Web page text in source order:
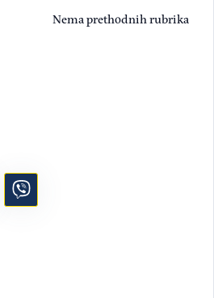
Nema prethodnih rubrika